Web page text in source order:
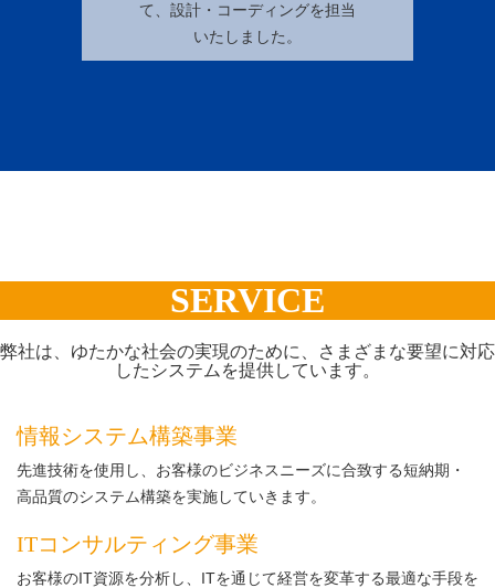
て、設計・コーディングを担当
いたしました。
SERVICE
弊社は、ゆたかな社会の実現のために、さまざまな要望に対応
したシステムを提供しています。
情報システム構築事業
先進技術を使用し、お客様のビジネスニーズに合致する短納期・
高品質のシステム構築を実施していきます。
ITコンサルティング事業
お客様のIT資源を分析し、ITを通じて経営を変革する最適な手段を